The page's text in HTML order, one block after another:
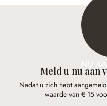
NU
Meld u nu aan
Nadat u zich hebt
waarde van € 15